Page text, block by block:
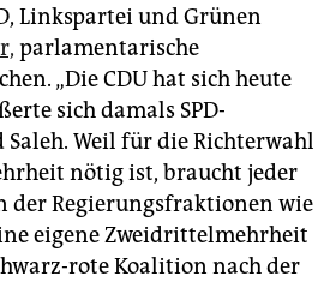
Linkspartei und Grünen
parlamentarische
„Die CDU hat sich heute
sich damals SPD-
Saleh. Weil für die Richterwahl
nötig ist, braucht jeder
der Regierungsfraktionen wie
eigene Zweidrittelmehrheit
rote Koalition nach der